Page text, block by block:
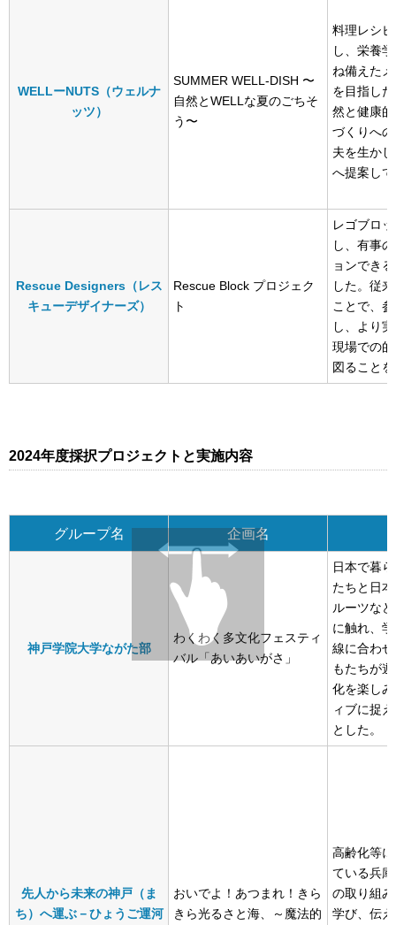
WELLーNUTS（ウェルナ
ッツ）
SUMMER WELL-DISH 〜
自然とWELLな夏のごちそ
う〜
料理レシ
し、栄養
ね備えた
を目指し
然と健康
づくりへ
夫を生か
へ提案し
Rescue Designers（レス
キューデザイナーズ）
Rescue Block プロジェク
ト
レゴブロ
し、有事
ョンでき
した。従
ことで、
し、より
現場での
図ること
2024年度採択プロジェクトと実施内容
グループ名 企画名
神戸学院大学ながた部
わくわく多文化フェスティ
バル「あいあいがさ」
日本で暮
たちと日
ルーツな
に触れ、
線に合わ
もたちが
化を楽し
ィブに捉
とした。
先人から未来の神戸（ま
ち）へ運ぶ－ひょうご運河
おいでよ！あつまれ！きら
きら光るさと海、～魔法的
高齢化等
ている兵
の取り組
学び、伝